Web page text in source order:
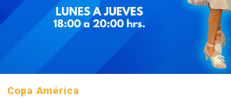
Copa América